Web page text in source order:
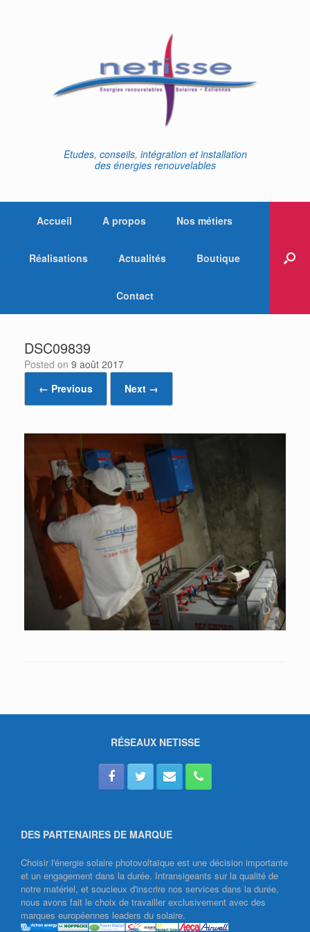
Etudes, conseils, intégration et installation
des énergies renouvelables
Accueil A propos Nos métiers
Réalisations Actualités Boutique
Contact
DSC09839
Posted on 9 août 2017
← Previous
Next →
RÉSEAUX NETISSE
DES PARTENAIRES DE MARQUE
Choisir l'énergie solaire photovoltaïque est une décision importante
et un engagement dans la durée. Intransigeants sur la qualité de
notre matériel, et soucieux d'inscrire nos services dans la durée,
nous avons fait le choix de travailler exclusivement avec des
marques européennes leaders du solaire.